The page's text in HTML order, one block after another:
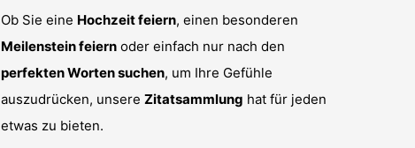
Ob Sie eine Hochzeit feiern, einen besonderen
Meilenstein feiern oder einfach nur nach den
perfekten Worten suchen, um Ihre Gefühle
auszudrücken, unsere Zitatsammlung hat für jeden
etwas zu bieten.